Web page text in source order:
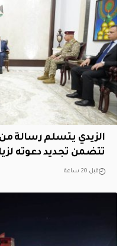
الزيدي يتسلم رسالة
تتضمن تجديد دعوته
قبل 20 ساعة